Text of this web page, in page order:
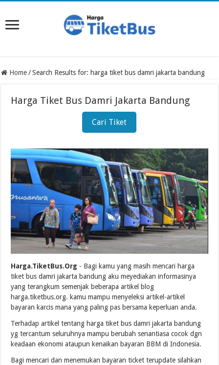
Home / Search Results for: harga tiket bus damri jakarta bandung
Harga Tiket Bus Damri Jakarta Bandung
Cari Tiket
Harga.TiketBus.Org - Bagi kamu yang masih mencari harga
tiket bus damri jakarta bandung aku meyediakan informasinya
yang terangkum semenjak beberapa artikel blog
harga.tiketbus.org. kamu mampu menyeleksi artikel-artikel
bayaran karcis mana yang paling pas bersama keperluan anda.
Terhadap artikel tentang harga tiket bus damri jakarta bandung
yg tercantum seluruhnya mampu berubah senantiasa cocok dgn
keadaan ekonomi ataupun kenaikan bayaran BBM di Indonesia.
Bagi mencari dan menemukan bayaran ticket terupdate silahkan